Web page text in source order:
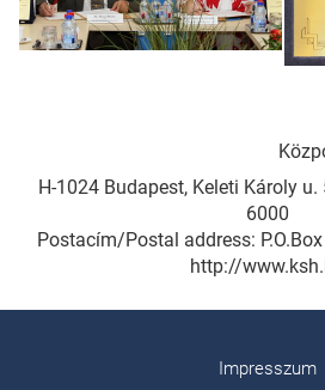
H-1024 Budapest, Keleti Károly
6000
Postacím/Postal address:
http://
Impresszum